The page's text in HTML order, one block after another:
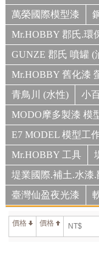
萬榮國際模型漆
Mr.HOBBY 郡氏.環
GUNZE 郡氏 噴罐 (
Mr.HOBBY 舊化漆
青鳥川 (水性)
小
MODO摩多製漆 模
E7 MODEL 模型工
Mr.HOBBY 工具
堤業國際.補土.水漆
臺灣仙盈夜光漆
價格 價格